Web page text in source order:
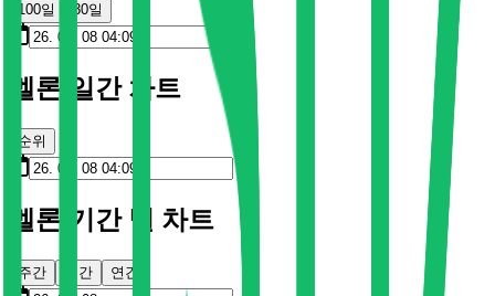
100일 30일
멜론 일간 차트
순위
멜론 기간 별 차트
주간 월간 연간